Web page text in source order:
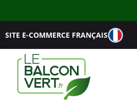
SITE E-COMMERCE FRANÇAIS